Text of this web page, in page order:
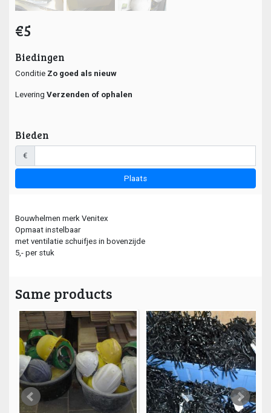
€5
Biedingen
Conditie Zo goed als nieuw
Levering Verzenden of ophalen
Bieden
€
Plaats
Bouwhelmen merk Venitex
Opmaat instelbaar
met ventilatie schuifjes in bovenzijde
5,- per stuk
Same products